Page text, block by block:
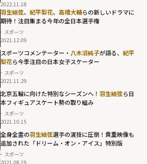
2022.11.18
羽生結弦、 紀平梨花、 高橋大輔らの新しいドラマに
期待！注目集まる今年の全日本選手権
スポーツ
2021.12.09
スポーツコメンテーター・ 八木沼純子が語る、 紀平
梨花ら今季注目の日本女子スケーター
スポーツ
2021.11.29
北京五輪に向けた特別なシーズンへ！ 羽生結弦ら日
本フィギュアスケート勢の取り組み
スポーツ
2021.10.15
全身全霊の羽生結弦選手の演技に圧倒！貴重映像も
追加された「ドリーム・オン・アイス」特別版
スポーツ
2021.08.19